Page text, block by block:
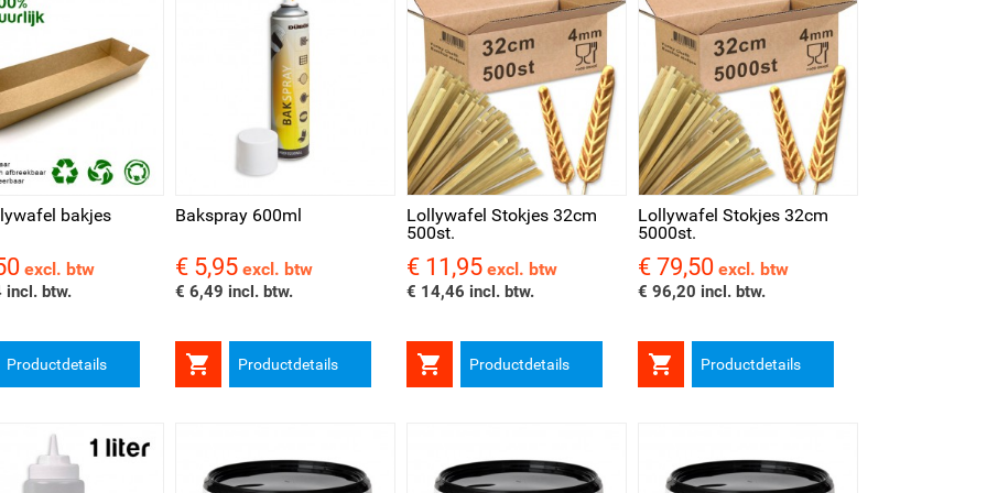
bakjes
excl. btw
incl. btw.
Productdetails
bekijken
Bakspray 600ml
Prijs
€ 5,95 excl. btw
€ 6,49 incl. btw.
 Productdetails
Snel bekijken
Lollywafel Stokjes 32cm
500st.
Prijs
€ 11,95 excl. btw
€ 14,46 incl. btw.
 Productdetails
Snel bekijken
Lollywafel Stokjes 32cm
5000st.
Prijs
€ 79,50 excl. btw
€ 96,20 incl. btw.
 Productdetails